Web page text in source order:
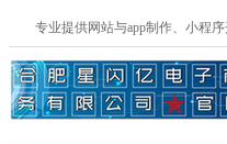
专业提供网站与app制作、小程